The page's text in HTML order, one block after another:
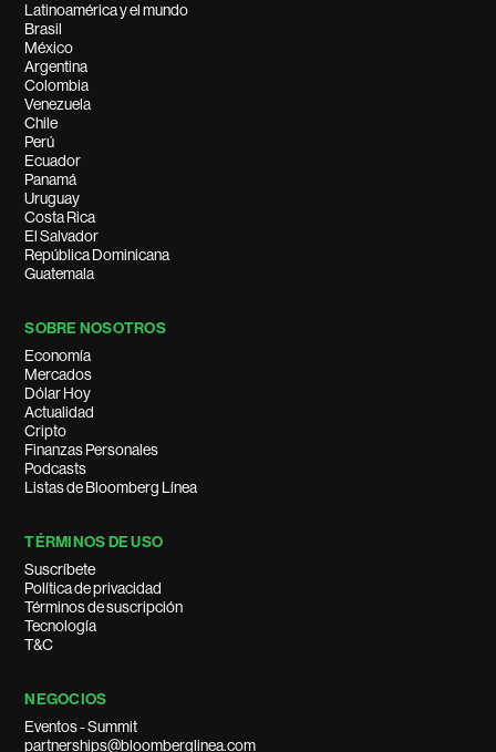
Latinoamérica y el mundo
Brasil
México
Argentina
Colombia
Venezuela
Chile
Perú
Ecuador
Panamá
Uruguay
Costa Rica
El Salvador
República Dominicana
Guatemala
SOBRE NOSOTROS
Economía
Mercados
Dólar Hoy
Actualidad
Cripto
Finanzas Personales
Podcasts
Listas de Bloomberg Línea
TÉRMINOS DE USO
Suscríbete
Política de privacidad
Términos de suscripción
Tecnología
T&C
NEGOCIOS
Eventos - Summit
partnerships@bloomberglinea.com